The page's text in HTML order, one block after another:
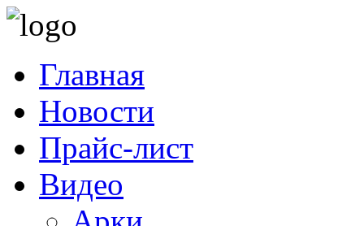
Главная
Новости
Прайс-лист
Видео